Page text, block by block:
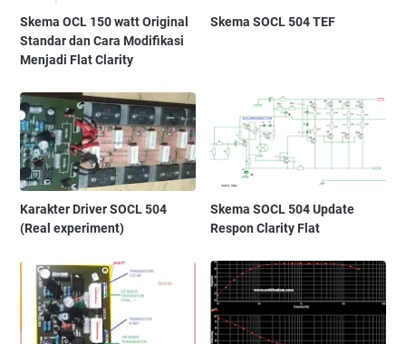
Skema OCL 150 watt Original
Standar dan Cara Modifikasi
Menjadi Flat Clarity
Skema SOCL 504 TEF
Karakter Driver SOCL 504
(Real experiment)
Skema SOCL 504 Update
Respon Clarity Flat